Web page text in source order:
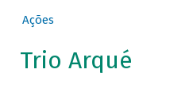
Ações
Trio Arqué